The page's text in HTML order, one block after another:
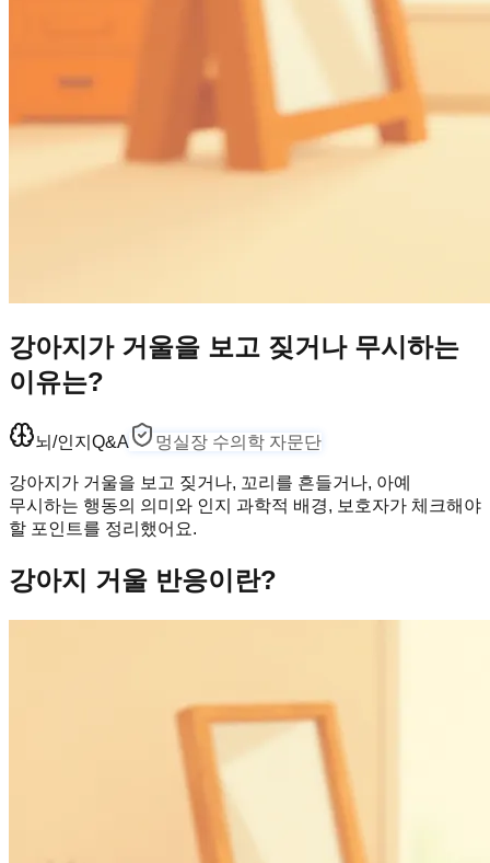
강아지가 거울을 보고 짖거나 무시하는
이유는?
뇌/인지 Q&A 멍실장 수의학 자문단
강아지가 거울을 보고 짖거나, 꼬리를 흔들거나, 아예
무시하는 행동의 의미와 인지 과학적 배경, 보호자가 체크해야
할 포인트를 정리했어요.
강아지 거울 반응이란?